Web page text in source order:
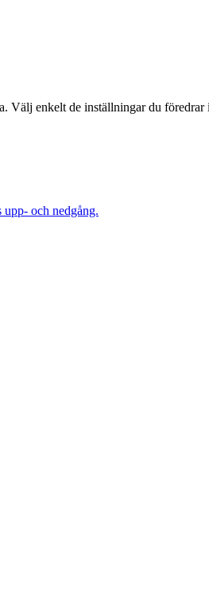
Välj enkelt de inställningar du föredrar
upp- och nedgång.